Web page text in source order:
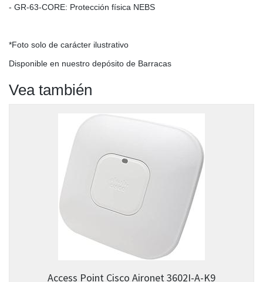
- GR-63-CORE: Protección física NEBS
*Foto solo de carácter ilustrativo
Disponible en nuestro depósito de Barracas
Vea también
Access Point Cisco Aironet 3602I-A-K9